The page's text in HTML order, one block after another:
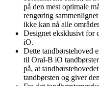
på den mest optimale
rengøring
ikke kan nå alle
Designet eksklusivt for
iO.
Dette tandbørstehoved
til Oral-B iO
på, at
tandbørsten og giver